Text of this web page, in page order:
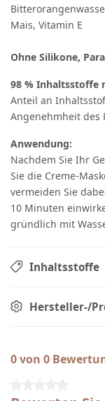
Mais, Vitamin E
Ohne Silikone,
98 % Inhaltsstoffe
Anteil an
Angenehmheit des
Anwendung:
Nachdem Sie Ihr
Sie die Creme-
vermeiden Sie
10 Minuten
gründlich mit
Inhaltsstoffe
Hersteller-/
0 von 0